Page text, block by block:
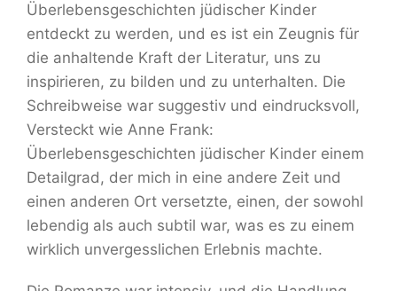
Überlebensgeschichten jüdischer Kinder
entdeckt zu werden, und es ist ein Zeugnis für
die anhaltende Kraft der Literatur, uns zu
inspirieren, zu bilden und zu unterhalten. Die
Schreibweise war suggestiv und eindrucksvoll,
Versteckt wie Anne Frank:
Überlebensgeschichten jüdischer Kinder einem
Detailgrad, der mich in eine andere Zeit und
einen anderen Ort versetzte, einen, der sowohl
lebendig als auch subtil war, was es zu einem
wirklich unvergesslichen Erlebnis machte.